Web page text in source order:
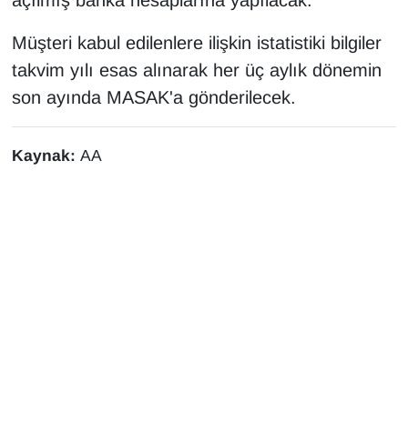
Müşteri kabul edilenlere ilişkin istatistiki bilgiler
takvim yılı esas alınarak her üç aylık dönemin
son ayında MASAK'a gönderilecek.​​​​​​​
Kaynak: AA